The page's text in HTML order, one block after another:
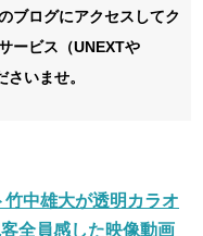
ブログにアクセスしてク
ービス（UNEXTや
いませ。
竹中雄大が透明カラオ
全員感した映像動画